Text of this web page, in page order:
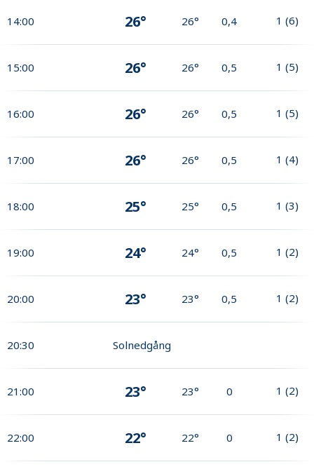
14:00 26° 26° 0,4 1 (6)
15:00 26° 26° 0,5 1 (5)
16:00 26° 26° 0,5 1 (5)
17:00 26° 26° 0,5 1 (4)
18:00 25° 25° 0,5 1 (3)
19:00 24° 24° 0,5 1 (2)
20:00 23° 23° 0,5 1 (2)
20:30 Solnedgång
21:00 23° 23° 0 1 (2)
22:00 22° 22° 0 1 (2)